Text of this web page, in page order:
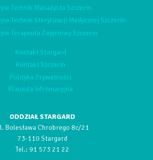
Technik Masażysta Szczecin
Technik Sterylizacji Medycznej Szczecin
Terapeuta Zajęciowy Szczecin
Kontakt Stargard
Kontakt Szczecin
Polityka Prywatności
Klauzula Infromacyjna
ODDZIAŁ STARGARD
Bolesława Chrobrego 8c/21
73-110 Stargard
Tel.: 91 573 21 22